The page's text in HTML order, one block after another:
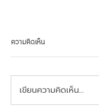
ความคิดเห็น
เขียนความคิดเห็น…